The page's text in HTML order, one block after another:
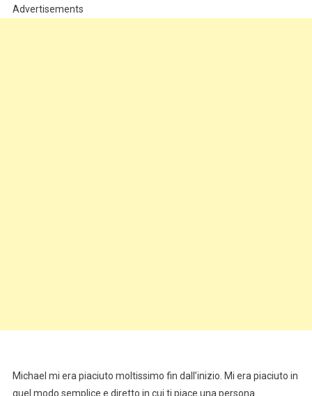
Advertisements
Michael mi era piaciuto moltissimo fin dall’inizio. Mi era piaciuto in
quel modo semplice e diretto in cui ti piace una persona